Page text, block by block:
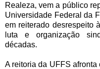
Realeza, vem a público
Universidade Federal da
em reiterado desrespeito
luta e organização
décadas.
A reitoria da UFFS